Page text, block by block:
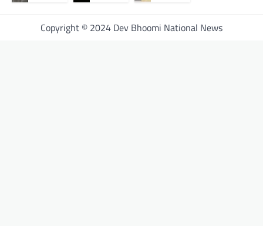
Copyright © 2024 Dev Bhoomi National News